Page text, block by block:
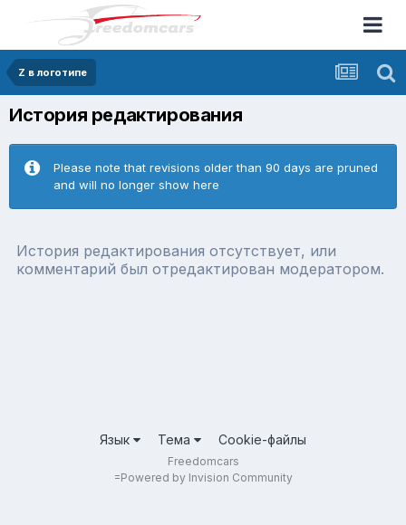
Z в логотипе
История редактирования
Please note that revisions older than 90 days are pruned
and will no longer show here
История редактирования отсутствует, или
комментарий был отредактирован модератором.
Язык Тема Cookie-файлы
Freedomcars
=Powered by Invision Community